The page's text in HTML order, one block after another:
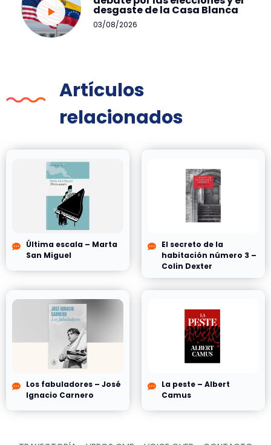
desgaste de la Casa Blanca
03/08/2026
Artículos
relacionados
Última escala – Marta
San Miguel
El secreto de la
habitación número 3 –
Colin Dexter
Los fabuladores – José
Ignacio Carnero
La peste – Albert
Camus